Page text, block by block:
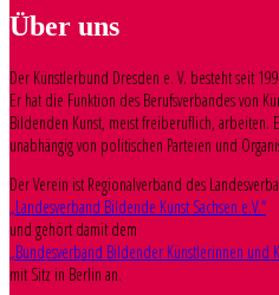
Über uns
Der Künstlerbund Dresden e. V. besteht seit
Er hat die Funktion des Berufsverbandes von
Bildenden Kunst, meist freiberuflich, arbeiten.
unabhängig von politischen Parteien und
Der Verein ist Regionalverband des
„Landesverband Bildende Kunst Sachsen e.V.“
und gehört damit dem
„Bundesverband Bildender Künstlerinnen und
mit Sitz in Berlin an.